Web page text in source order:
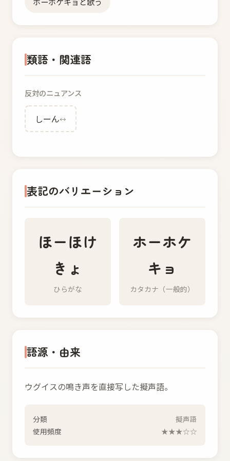
類語・関連語
反対のニュアンス
しーん↔
表記のバリエーション
ほーほけ
きょ
ひらがな
ホーホケ
キョ
カタカナ（一般的）
語源・由来
ウグイスの鳴き声を直接写した擬声語。
分類
擬声語
使用頻度
★★★☆☆